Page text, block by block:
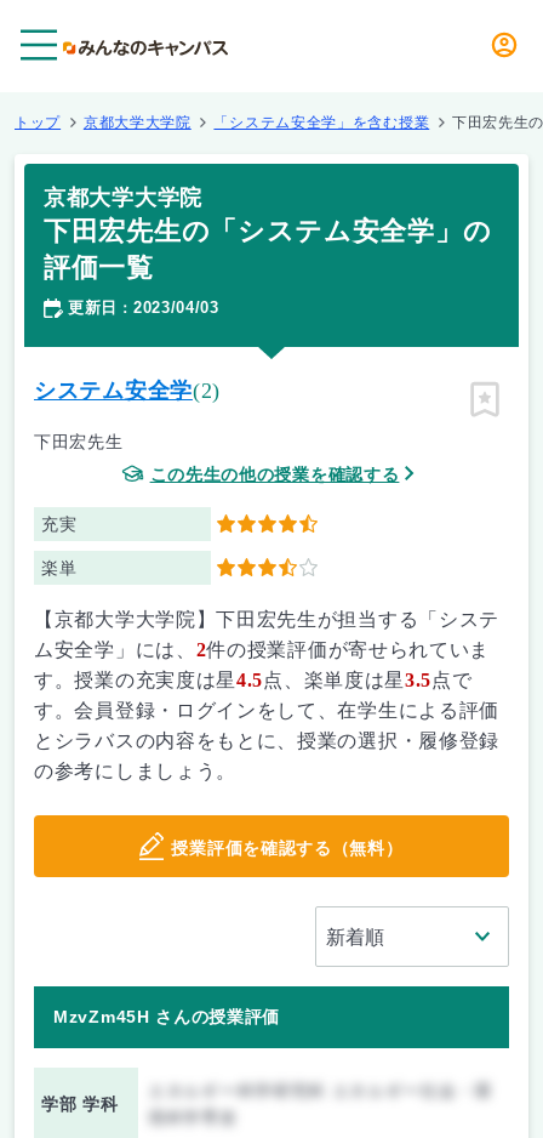
トップ 京都大学大学院 「システム安全学」を含む授業 下田宏先生
京都大学大学院
下田宏先生の「システム安全学」の
評価一覧
更新日 ： 2023/04/03
システム安全学(2)
下田宏先生
この先生の他の授業を確認する
充実 4.5
楽単 3.5
ピン留
【京都大学大学院】下田宏先生が担当する「システ
ム安全学」には、 2件の授業評価が寄せられていま
す。授業の充実度は星4.5点、楽単度は星3.5点で
す。会員登録・ログインをして、在学生による評価
とシラバスの内容をもとに、授業の選択・履修登録
の参考にしましょう。
授業評価を確認する（無料）
MzvZm45H さんの授業評価
学部 学科
エネルギー科学研究科 エネルギー社会・環